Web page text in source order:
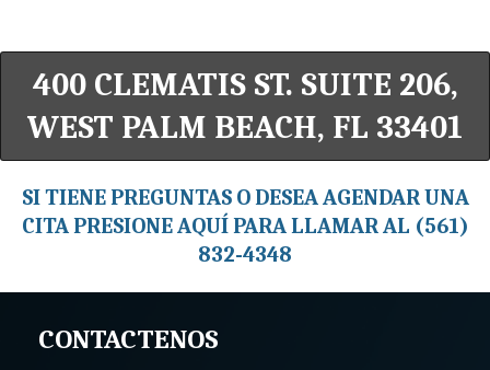
400 CLEMATIS ST. SUITE 206,
WEST PALM BEACH, FL 33401
SI TIENE PREGUNTAS O DESEA AGENDAR UNA
CITA PRESIONE AQUÍ PARA LLAMAR AL (561)
832-4348
CONTACTENOS